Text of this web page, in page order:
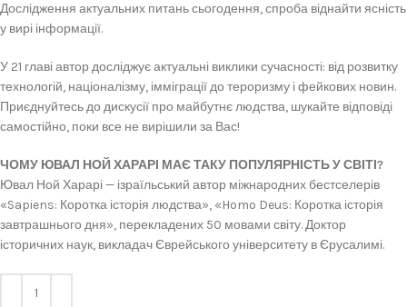
Дослідження актуальних питань сьогодення, спроба віднайти ясність
у вирі інформації.
У 21 главі автор досліджує актуальні виклики сучасності: від розвитку
технологій, націоналізму, імміграції до тероризму і фейкових новин.
Приєднуйтесь до дискусії про майбутнє людства, шукайте відповіді
самостійно, поки все не вирішили за Вас!
ЧОМУ ЮВАЛ НОЙ ХАРАРІ МАЄ ТАКУ ПОПУЛЯРНІСТЬ У СВІТІ?
Ювал Ной Харарі — ізраїльський автор міжнародних бестселерів
«Sapiens: Коротка історія людства», «Homo Deus: Коротка історія
завтрашнього дня», перекладених 50 мовами світу. Доктор
історичних наук, викладач Єврейського університету в Єрусалимі.